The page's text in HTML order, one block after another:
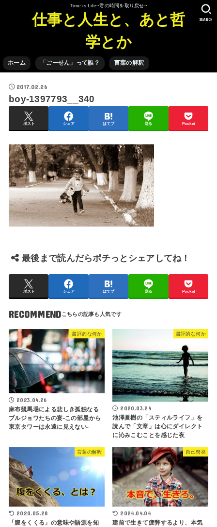
Time is Life~君の時間を取り戻せ~
仕事と人生と、あと哲
学とか
ホーム 「ごーせん」って誰？ 言葉の解釈
SEARCH
2017.02.26
boy-1397793__340
ポスト シェア はてブ 送る Pocket
最後まで読んだらポチっとシェアしてね！
ポスト シェア はてブ 送る Pocket
RECOMMEND
書評的な何か
2023.04.26
麻布競馬場による悲しき孤独なる
ブルジョワたちの宴-この部屋から
東京タワーは永遠に見えない-
書評的な何か
2020.03.24
池澤夏樹の「スティルライフ」を
読んで「文章」は心にダイレクト
に沁みこむことを感じた夜
言葉の解釈
2020.05.28
「腹をくくる」の意味や語源を知
自己啓発
2024.04.04
建前で生きて疲弊するより、本気